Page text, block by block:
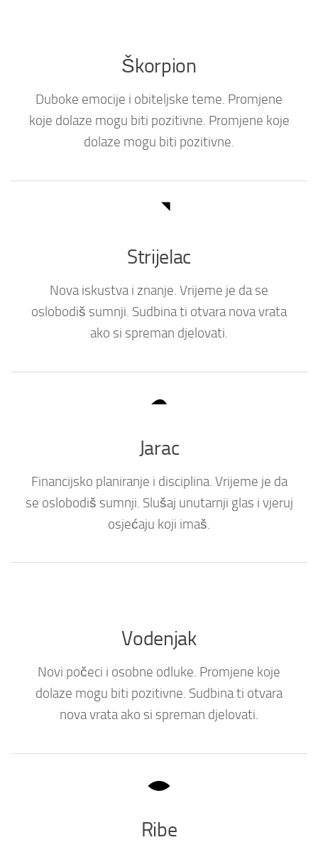
Škorpion
Duboke emocije i obiteljske teme. Promjene
koje dolaze mogu biti pozitivne. Promjene koje
dolaze mogu biti pozitivne.
Strijelac
Nova iskustva i znanje. Vrijeme je da se
oslobodiš sumnji. Sudbina ti otvara nova vrata
ako si spreman djelovati.
Jarac
Financijsko planiranje i disciplina. Vrijeme je da
se oslobodiš sumnji. Slušaj unutarnji glas i vjeruj
osjećaju koji imaš.
Vodenjak
Novi počeci i osobne odluke. Promjene koje
dolaze mogu biti pozitivne. Sudbina ti otvara
nova vrata ako si spreman djelovati.
Ribe